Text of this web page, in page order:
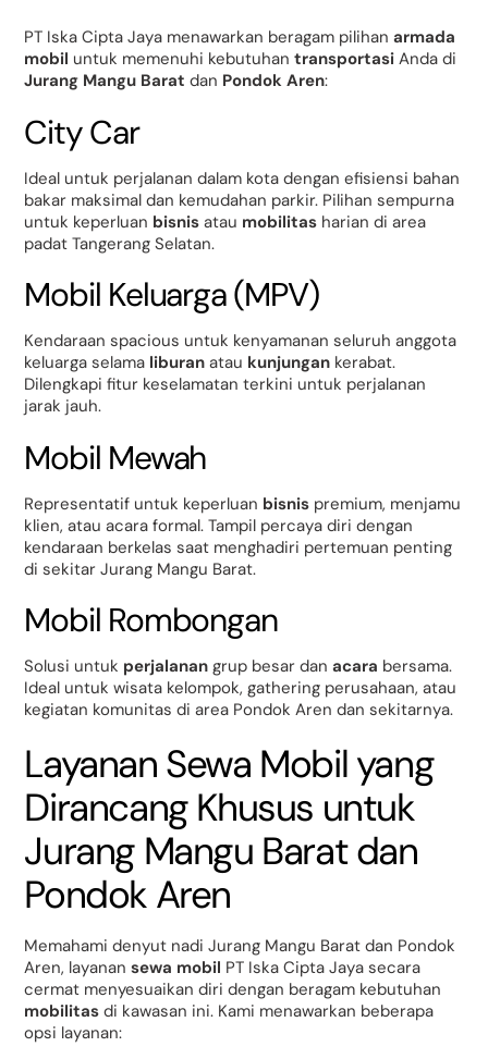
PT Iska Cipta Jaya menawarkan beragam pilihanarmada
mobil untuk memenuhi kebutuhantransportasi Anda di
Jurang Mangu Barat dan Pondok Aren:
City Car
Ideal untuk perjalanan dalam kota dengan efisiensi bahan
bakar maksimal dan kemudahan parkir. Pilihan sempurna
untuk keperluan bisnis atau mobilitas harian di area
padat Tangerang Selatan.
Mobil Keluarga (MPV)
Kendaraan spacious untuk kenyamanan seluruh anggota
keluarga selama liburan atau kunjungan kerabat.
Dilengkapi fitur keselamatan terkini untuk perjalanan
jarak jauh.
Mobil Mewah
Representatif untuk keperluan bisnis premium, menjamu
klien, atau acara formal. Tampil percaya diri dengan
kendaraan berkelas saat menghadiri pertemuan penting
di sekitar Jurang Mangu Barat.
Mobil Rombongan
Solusi untuk perjalanan grup besar danacara bersama.
Ideal untuk wisata kelompok, gathering perusahaan, atau
kegiatan komunitas di area Pondok Aren dan sekitarnya.
Layanan Sewa Mobil yang
Dirancang Khusus untuk
Jurang Mangu Barat dan
Pondok Aren
Memahami denyut nadi Jurang Mangu Barat dan Pondok
Aren, layanansewa mobil PT Iska Cipta Jaya secara
cermat menyesuaikan diri dengan beragam kebutuhan
mobilitas di kawasan ini. Kami menawarkan beberapa
opsi layanan: